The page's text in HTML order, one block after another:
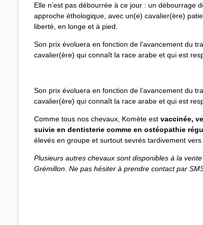
Elle n’est pas débourrée à ce jour : un débourrage
approche éthologique, avec un(e) cavalier(ère)
liberté, en longe et à pied.
Son prix évoluera en fonction de l’avancement du
cavalier(ère) qui connaît la race arabe et qui est
Son prix évoluera en fonction de l’avancement du
cavalier(ère) qui connaît la race arabe et qui est
Comme tous nos chevaux, Komète est vaccinée,
suivie en dentisterie comme en ostéopathie
élevés en groupe et surtout sevrés tardivement
Plusieurs autres chevaux sont disponibles à la
Grémillon. Ne pas hésiter à prendre contact par